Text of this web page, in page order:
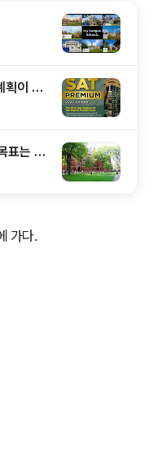
획이 반
표는 높
가다.